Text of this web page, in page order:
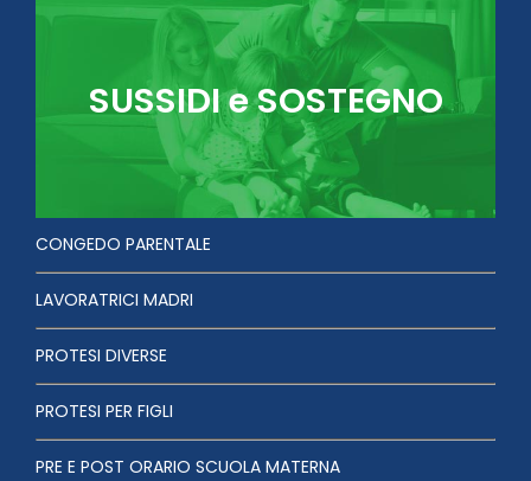
SUSSIDI e SOSTEGNO
CONGEDO PARENTALE
LAVORATRICI MADRI
PROTESI DIVERSE
PROTESI PER FIGLI
PRE E POST ORARIO SCUOLA MATERNA